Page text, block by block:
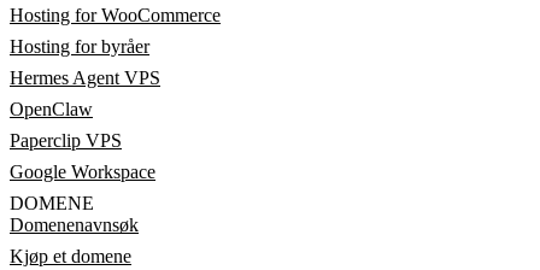
Hosting for WooCommerce
Hosting for byråer
Hermes Agent VPS
OpenClaw
Paperclip VPS
Google Workspace
DOMENE
Domenenavnsøk
Kjøp et domene